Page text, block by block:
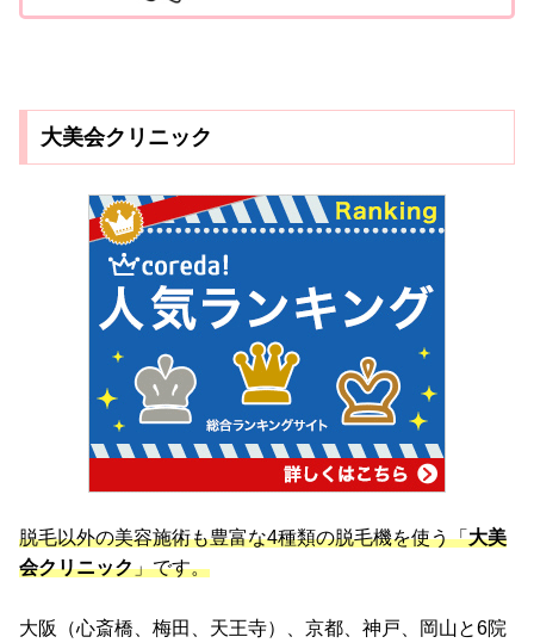
大美会クリニック
脱毛以外の美容施術も豊富な4種類の脱毛機を使う「大美
会クリニック」です。
大阪（心斎橋、梅田、天王寺）、京都、神戸、岡山と6院